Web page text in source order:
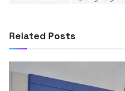
Related Posts